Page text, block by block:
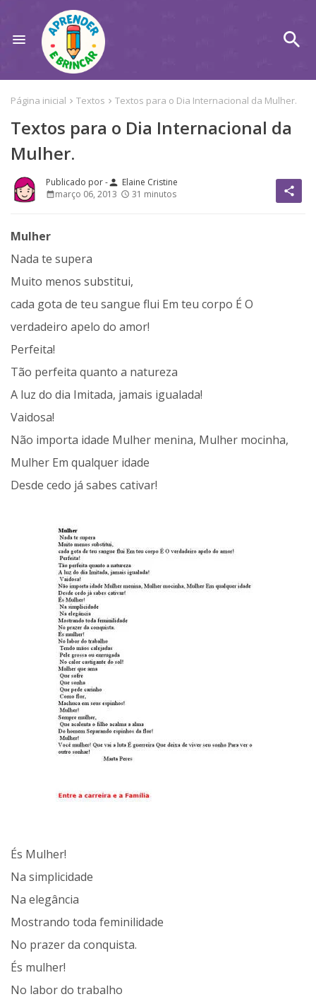
Página inicial Textos Textos para o Dia Internacional da Mulher.
Textos para o Dia Internacional da
Mulher.
person Elaine Cristine
março 06, 2013
31 minutos share
Mulher
Nada te supera
Muito menos substitui,
cada gota de teu sangue flui Em teu corpo É O
verdadeiro apelo do amor!
Perfeita!
Tão perfeita quanto a natureza
A luz do dia Imitada, jamais igualada!
Vaidosa!
Não importa idade Mulher menina, Mulher mocinha,
Mulher Em qualquer idade
Desde cedo já sabes cativar!
És Mulher!
Na simplicidade
Na elegância
Mostrando toda feminilidade
No prazer da conquista.
És mulher!
No labor do trabalho